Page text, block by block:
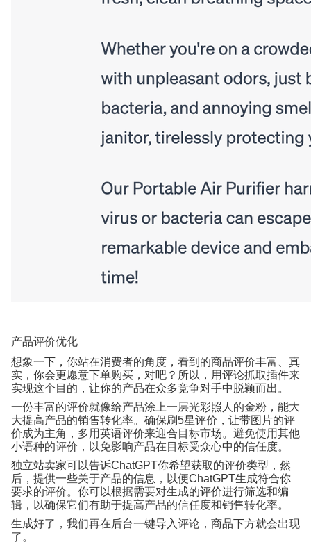
产品评价优化
想象一下，你站在消费者的角度，看到的商品评价丰富、真
实，你会更愿意下单购买，对吧？所以，用评论抓取插件来
实现这个目的，让你的产品在众多竞争对手中脱颖而出。
一份丰富的评价就像给产品涂上一层光彩照人的金粉，能大
大提高产品的销售转化率。确保刷5星评价，让带图片的评
价成为主角，多用英语评价来迎合目标市场。避免使用其他
小语种的评价，以免影响产品在目标受众心中的信任度。
独立站卖家可以告诉ChatGPT你希望获取的评价类型，然
后，提供一些关于产品的信息，以便ChatGPT生成符合你
要求的评价。你可以根据需要对生成的评价进行筛选和编
辑，以确保它们有助于提高产品的信任度和销售转化率。
生成好了，我们再在后台一键导入评论，商品下方就会出现
了。